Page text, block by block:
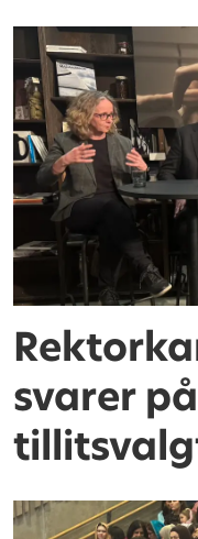
svarer